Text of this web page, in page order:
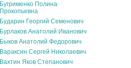
Бугрименко Полина
Прокопьевна
Бударин Георгий Семенович
Бурлаков Анатолий Иванович
Быков Анатолий Федорович
Вараксин Сергей Николаевич
Вахтин Яков Степанович